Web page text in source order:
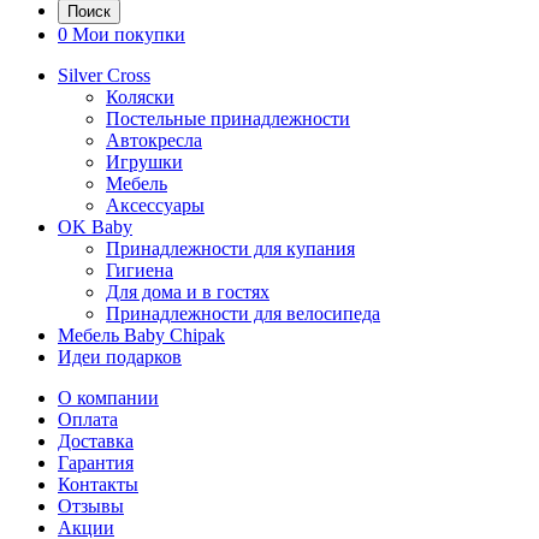
Поиск
0 Мои покупки
Silver Cross
Коляски
Постельные принадлежности
Автокресла
Игрушки
Мебель
Аксессуары
OK Baby
Принадлежности для купания
Гигиена
Для дома и в гостях
Принадлежности для велосипеда
Мебель Baby Chipak
Идеи подарков
О компании
Оплата
Доставка
Гарантия
Контакты
Отзывы
Акции